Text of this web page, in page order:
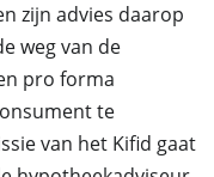
zijn advies daarop
weg van de
pro forma
te
van het Kifid gaat